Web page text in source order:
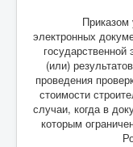
электронных
государственной
(или)
проведения
стоимости
случаи, когда в
которым